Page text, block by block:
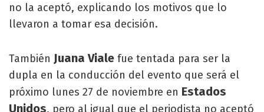
no la aceptó, explicando los motivos que lo
llevaron a tomar esa decisión.
También Juana Viale fue tentada para ser la
dupla en la conducción del evento que será el
próximo lunes 27 de noviembre en Estados
Unidos, pero al igual que el periodista no aceptó